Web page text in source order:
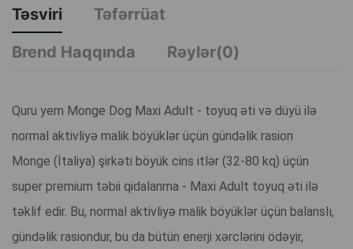
Təsviri
Təfərrüat
Brend Haqqında
Rəylər(0)
Quru yem Monge Dog Maxi Adult - toyuq əti və düyü ilə
normal aktivliyə malik böyüklər üçün gündəlik rasion
Monge (İtaliya) şirkəti böyük cins itlər (32-80 kq) üçün
super premium təbii qidalanma - Maxi Adult toyuq əti ilə
təklif edir. Bu, normal aktivliyə malik böyüklər üçün balanslı,
gündəlik rasiondur, bu da bütün enerji xərclərini ödəyir,